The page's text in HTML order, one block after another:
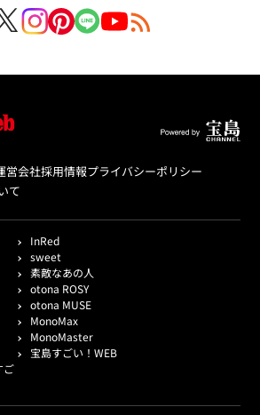
営会社採用情報プライバシーポリシー
て
InRed
sweet
素敵なあの人
otona ROSY
otona MUSE
MonoMax
MonoMaster
宝島すごい！WEB
ご